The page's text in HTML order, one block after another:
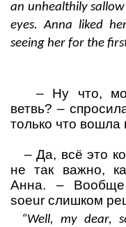
an unhealthily
eyes. Anna liked
seeing her for the
–
Ну что,
ветвь? –
только что вошла
– Да, всё это
не так важно,
Анна.
–
soeur слишком
“Well, my dear,